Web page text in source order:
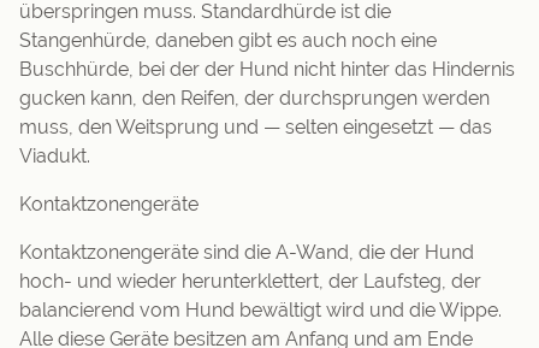
überspringen muss. Standardhürde ist die
Stangenhürde, daneben gibt es auch noch eine
Buschhürde, bei der der Hund nicht hinter das Hindernis
gucken kann, den Reifen, der durchsprungen werden
muss, den Weitsprung und — selten eingesetzt — das
Viadukt.
Kontaktzonengeräte
Kontaktzonengeräte sind die A-Wand, die der Hund
hoch- und wieder herunterklettert, der Laufsteg, der
balancierend vom Hund bewältigt wird und die Wippe.
Alle diese Geräte besitzen am Anfang und am Ende